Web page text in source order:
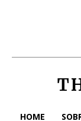
HOME